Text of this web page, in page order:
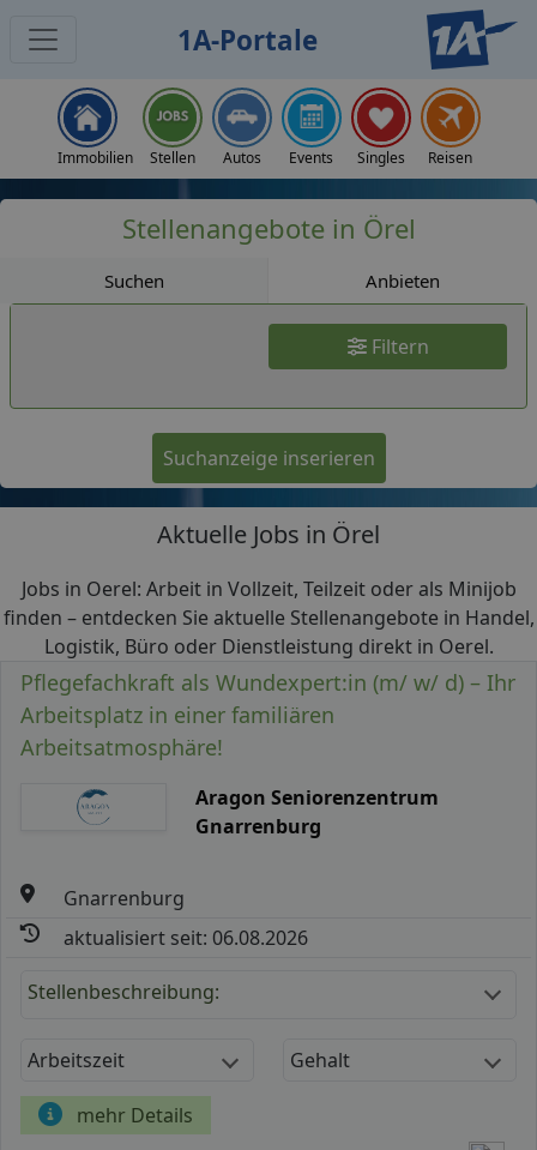
1A-Portale
Immobilien Stellen Autos Events Singles Reisen
Stellenangebote in Örel
Suchen Anbieten
Filtern
Suchanzeige inserieren
Aktuelle Jobs in Örel
Jobs in Oerel: Arbeit in Vollzeit, Teilzeit oder als Minijob
finden – entdecken Sie aktuelle Stellenangebote in Handel,
Logistik, Büro oder Dienstleistung direkt in Oerel.
Pflegefachkraft als Wundexpert:in (m/ w/ d) – Ihr
Arbeitsplatz in einer familiären
Arbeitsatmosphäre!
Aragon Seniorenzentrum
Gnarrenburg
Gnarrenburg
aktualisiert seit: 06.08.2026
Stellenbeschreibung:
Arbeitszeit Gehalt
mehr Details